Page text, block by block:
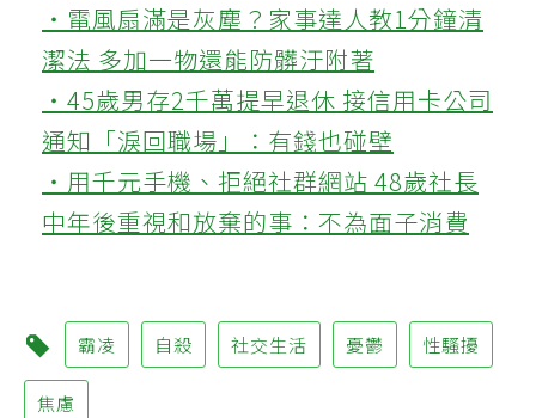
‧電風扇滿是灰塵？家事達人教1分鐘清
潔法 多加一物還能防髒汙附著
‧45歲男存2千萬提早退休 接信用卡公司
通知「淚回職場」：有錢也碰壁
‧用千元手機、拒絕社群網站 48歲社長
中年後重視和放棄的事：不為面子消費
霸凌 自殺 社交生活 憂鬱 性騷擾
焦慮